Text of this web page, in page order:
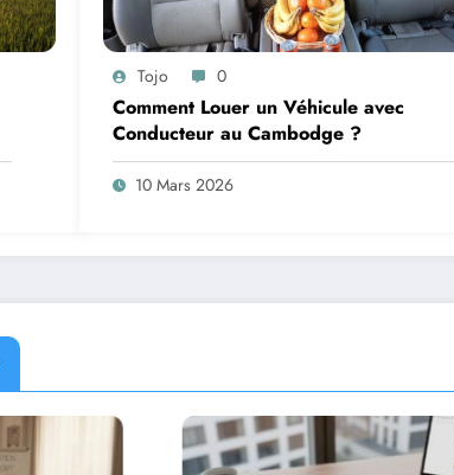
Tojo 0
Comment Louer un Véhicule avec
Conducteur au Cambodge ?
10 Mars 2026